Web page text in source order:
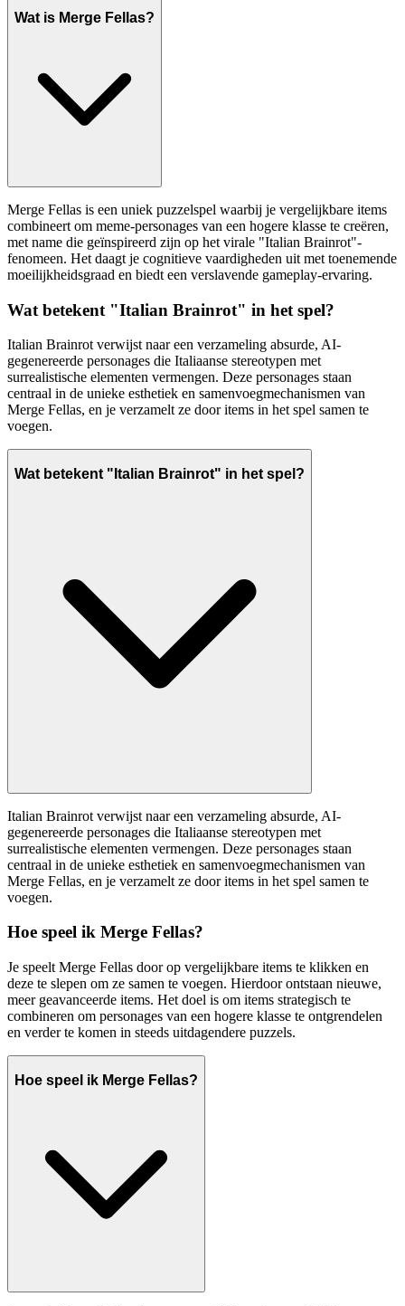
Wat is Merge Fellas?
Merge Fellas is een uniek puzzelspel waarbij je vergelijkbare items
combineert om meme-personages van een hogere klasse te creëren,
met name die geïnspireerd zijn op het virale "Italian Brainrot"-
fenomeen. Het daagt je cognitieve vaardigheden uit met toenemende
moeilijkheidsgraad en biedt een verslavende gameplay-ervaring.
Wat betekent "Italian Brainrot" in het spel?
Italian Brainrot verwijst naar een verzameling absurde, AI-
gegenereerde personages die Italiaanse stereotypen met
surrealistische elementen vermengen. Deze personages staan
centraal in de unieke esthetiek en samenvoegmechanismen van
Merge Fellas, en je verzamelt ze door items in het spel samen te
voegen.
Wat betekent "Italian Brainrot" in het spel?
Italian Brainrot verwijst naar een verzameling absurde, AI-
gegenereerde personages die Italiaanse stereotypen met
surrealistische elementen vermengen. Deze personages staan
centraal in de unieke esthetiek en samenvoegmechanismen van
Merge Fellas, en je verzamelt ze door items in het spel samen te
voegen.
Hoe speel ik Merge Fellas?
Je speelt Merge Fellas door op vergelijkbare items te klikken en
deze te slepen om ze samen te voegen. Hierdoor ontstaan nieuwe,
meer geavanceerde items. Het doel is om items strategisch te
combineren om personages van een hogere klasse te ontgrendelen
en verder te komen in steeds uitdagendere puzzels.
Hoe speel ik Merge Fellas?